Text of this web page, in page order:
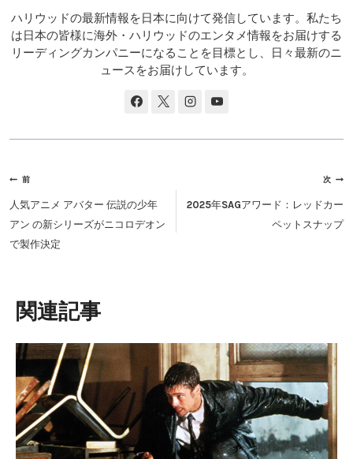
ハリウッドの最新情報を日本に向けて発信しています。私たち
は日本の皆様に海外・ハリウッドのエンタメ情報をお届けする
リーディングカンパニーになることを目標とし、日々最新のニ
ュースをお届けしています。
投
稿
ナ
ビ
シ
ョ
ン
前
人気アニメ アバター 伝説の少年
アン の新シリーズがニコロデオン
で製作決定
次
2025年SAGアワード：レッドカー
ペットスナップ
類似投稿